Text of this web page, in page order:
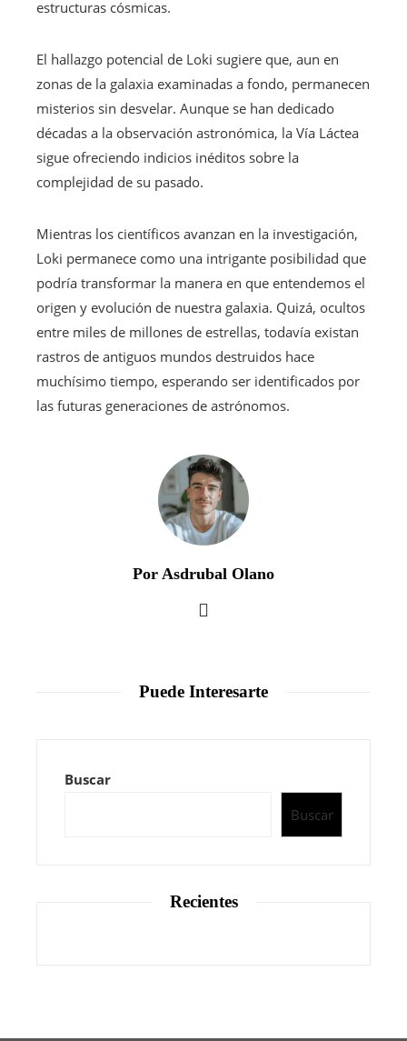
estructuras cósmicas.
El hallazgo potencial de Loki sugiere que, aun en
zonas de la galaxia examinadas a fondo, permanecen
misterios sin desvelar. Aunque se han dedicado
décadas a la observación astronómica, la Vía Láctea
sigue ofreciendo indicios inéditos sobre la
complejidad de su pasado.
Mientras los científicos avanzan en la investigación,
Loki permanece como una intrigante posibilidad que
podría transformar la manera en que entendemos el
origen y evolución de nuestra galaxia. Quizá, ocultos
entre miles de millones de estrellas, todavía existan
rastros de antiguos mundos destruidos hace
muchísimo tiempo, esperando ser identificados por
las futuras generaciones de astrónomos.
Por Asdrubal Olano
Puede Interesarte
Buscar
Buscar
Recientes